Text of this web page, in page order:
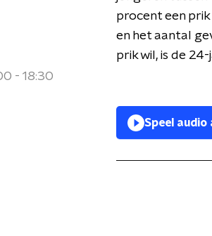
- 18:30
procent een
en het aantal
prik wil, is de
Speel audio